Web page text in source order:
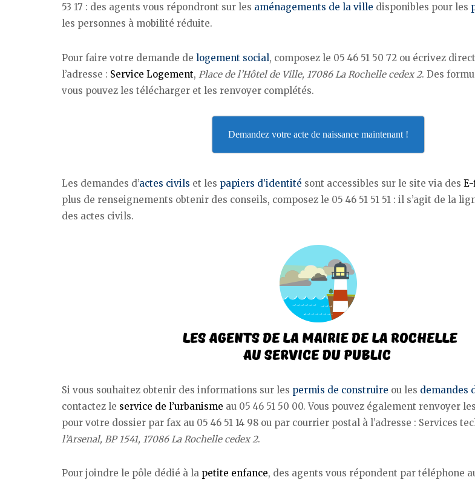
53 17 : des agents vous répondront sur les aménagements de la ville disponibles pour les
les personnes à mobilité réduite.
Pour faire votre demande de logement social, composez le 05 46 51 50 72 ou écrivez
l’adresse : Service Logement, Place de l’Hôtel de Ville, 17086 La Rochelle cedex 2. Des
vous pouvez les télécharger et les renvoyer complétés.
Demandez votre acte de naissance maintenant !
Les demandes d’actes civils et les papiers d’identité sont accessibles sur le site via des
plus de renseignements obtenir des conseils, composez le 05 46 51 51 51 : il s’agit de la
des actes civils.
Si vous souhaitez obtenir des informations sur les permis de construire ou les demandes
contactez le service de l’urbanisme au 05 46 51 50 00. Vous pouvez également renvoyer
pour votre dossier par fax au 05 46 51 14 98 ou par courrier postal à l’adresse : Services
l’Arsenal, BP 1541, 17086 La Rochelle cedex 2.
Pour joindre le pôle dédié à la petite enfance, des agents vous répondent par téléphone